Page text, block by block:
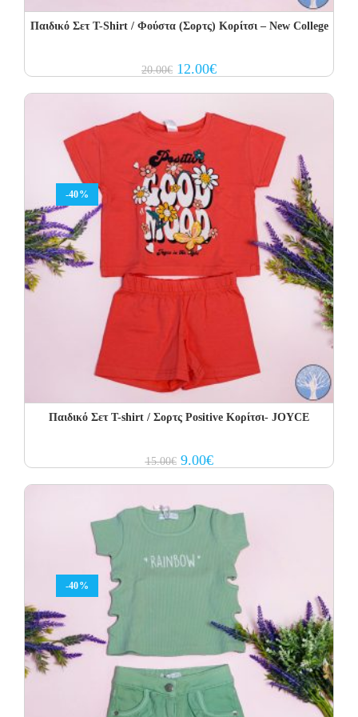
Παιδικό Σετ Τ-Shirt / Φούστα (Σορτς) Κορίτσι – Νew College
20.00€ Original
price
12.00€Current
price
-40%
Παιδικό Σετ Τ-shirt / Σορτς Positive Κορίτσι- JOYCE
15.00€ Original
price
9.00€Current
price
-40%